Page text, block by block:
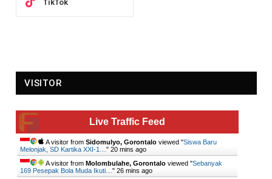
TikTok
VISITOR
Live Traffic Feed
A visitor from Sidomulyo, Gorontalo viewed "Siswa Baru
Melonjak, SD Kartika XXI-1… " 20 mins ago
A visitor from Molombulahe, Gorontalo viewed "Sebanyak
169 Pesepak Bola Muda Ikuti… " 26 mins ago